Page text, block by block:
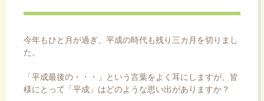
今年もひと月が過ぎ、平成の時代も残り三カ月を切りまし
た。
「平成最後の・・・」という言葉をよく耳にしますが、皆
様にとって「平成」はどのような思い出がありますか？